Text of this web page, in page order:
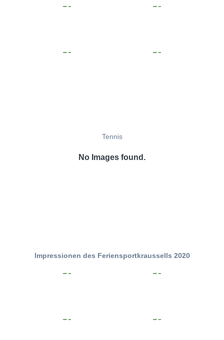
Tennis
No Images found.
Impressionen des Feriensportkraussells 2020